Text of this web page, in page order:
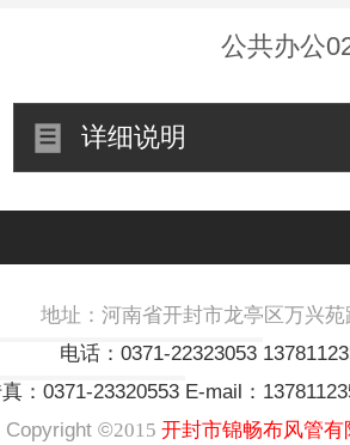
公共办公
详细说明
址：河南省开封市龙亭区万兴苑
话：0371-22323053
：0371-23320553 E-mail：
©2015 开封市锦畅布风管有